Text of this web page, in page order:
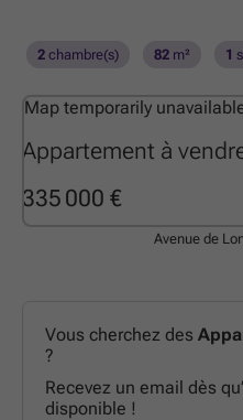
Appartement à
335 000 €
2 chambre(s) 82 m² 1
Map temporarily
Avenue de
Vous cherchez des
?
Recevez un email dès
disponible !